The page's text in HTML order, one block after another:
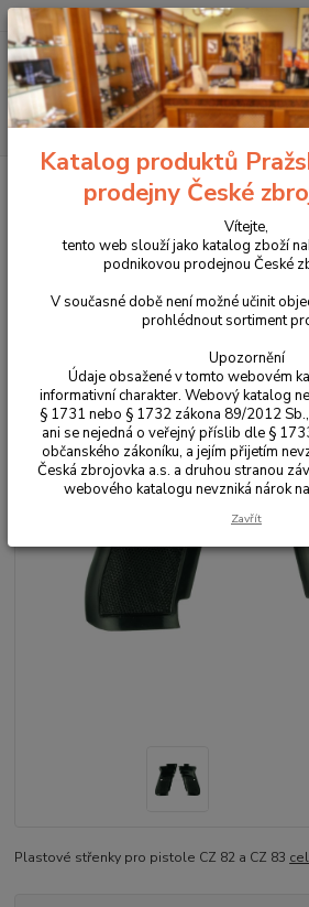
+420 225 375 800
Příslušenství, doplňky a náhradní díly
Plastové střenky pro CZ 82/83
Plastové střenky
Plastové střenky pro pistole CZ 82 a CZ 83
Katalog produktů
prodejny České
Vítejte,
tento web slouží jako katalog zboží
podnikovou prodejnou České
V současné době není možné učinit
prohlédnout sortiment
Upozornění
Údaje obsažené v tomto webovém
informativní charakter. Webový katalog
§ 1731 nebo § 1732 zákona 89/2012
ani se nejedná o veřejný příslib dle §
občanského zákoníku, a jejím přijetím
Česká zbrojovka a.s. a druhou stranou
webového katalogu nevzniká nárok
Zavřít